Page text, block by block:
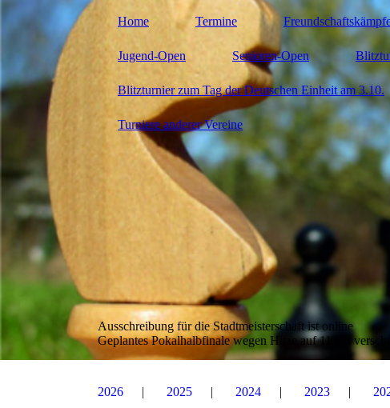
Home Termine
Jugend-Open Senioren-Open
Blitzturnier zum Tag der Deutschen Einheit am 3.10.
Turniere anderer Vereine
Ausschreibung für die Stadtmeisterschaft ist online
Geplantes Pokalhalbfinale wegen Hitze auf 11.07.
2026 2025 2024 2023